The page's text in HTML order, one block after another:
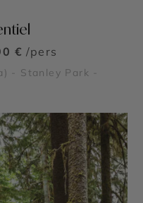
€ /pers
- Stanley Park -